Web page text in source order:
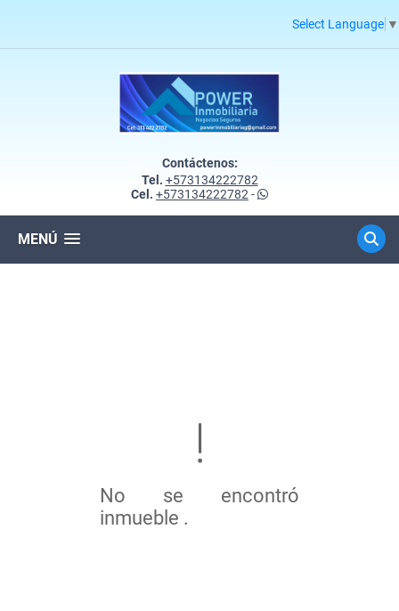
Select Language ▼
Contáctenos:
Tel. +573134222782
Cel. +573134222782 -
MENÚ
No se encontró
inmueble .